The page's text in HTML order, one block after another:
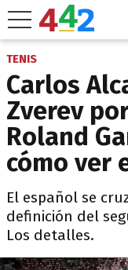
TENIS
Carlos
Zverev
Roland
cómo ver
El español se
definición del
Los detalles.